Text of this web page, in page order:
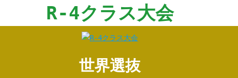
R-4クラス大会
世界選抜